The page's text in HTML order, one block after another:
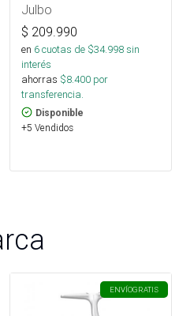
Julbo
$ 209.990
en 6cuotas de $34.998sin
interés
ahorras $8.400 por
transferencia.
Disponible
+5 Vendidos
ENVÍOGRATIS